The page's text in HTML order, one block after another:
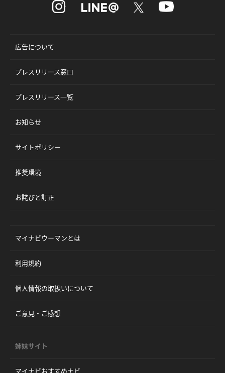
広告について
プレスリリース窓口
プレスリリース一覧
お知らせ
サイトポリシー
推奨環境
お詫びと訂正
マイナビウーマンとは
利用規約
個人情報の取扱いについて
ご意見・ご感想
姉妹サイト
マイナビおすすめナビ